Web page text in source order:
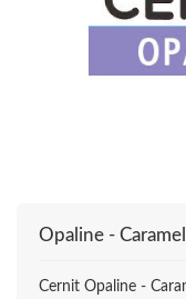
Opaline -
Cernit Opaline -